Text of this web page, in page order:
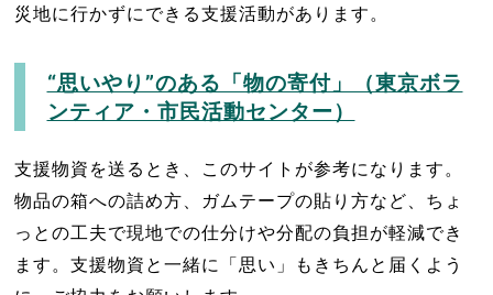
災地に行かずにできる支援活動があります。
“思いやり”のある「物の寄付」（東京ボラ
ンティア・市民活動センター）
支援物資を送るとき、このサイトが参考になります。
物品の箱への詰め方、ガムテープの貼り方など、ちょ
っとの工夫で現地での仕分けや分配の負担が軽減でき
ます。支援物資と一緒に「思い」もきちんと届くよう